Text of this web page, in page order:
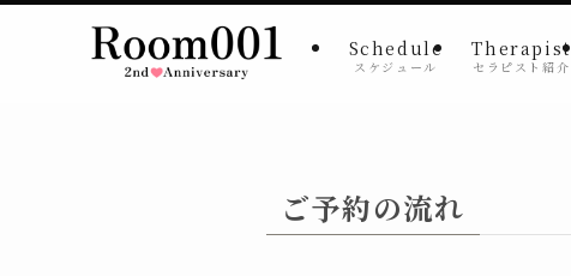
Schedule
スケジュール
Therapist
セラピスト紹介
ご予約の流れ